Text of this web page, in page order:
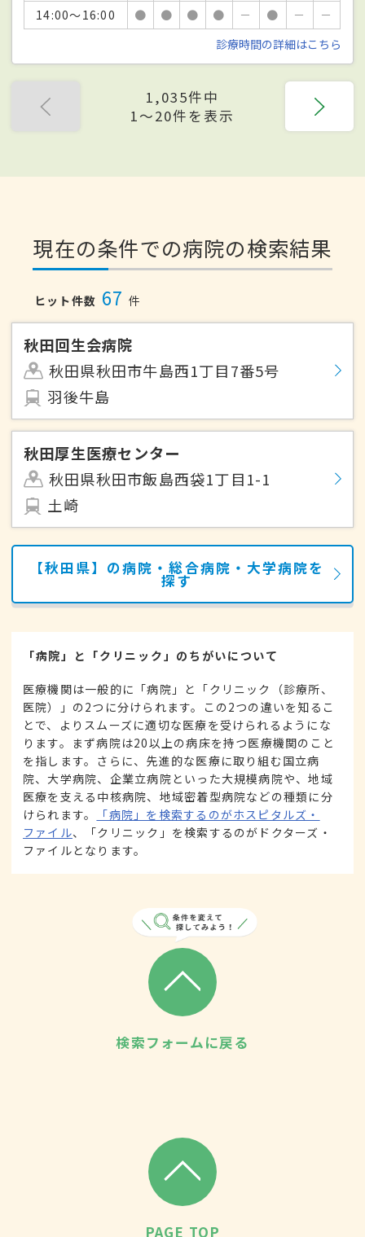
14:00～16:00 ● ● ● ● － ● －
－
診療時間の詳細はこちら
1,035件中
1〜20件を表示
現在の条件での病院の検索結果
ヒット件数 67 件
秋田回生会病院
秋田県秋田市牛島西1丁目7番5号
羽後牛島
秋田厚生医療センター
秋田県秋田市飯島西袋1丁目1-1
土崎
【秋田県】の病院・総合病院・大学病院を
探す
「病院」と「クリニック」のちがいについて
医療機関は一般的に「病院」と「クリニック（診療所、
医院）」の2つに分けられます。この2つの違いを知るこ
とで、よりスムーズに適切な医療を受けられるようにな
ります。まず病院は20以上の病床を持つ医療機関のこと
を指します。さらに、先進的な医療に取り組む国立病
院、大学病院、企業立病院といった大規模病院や、地域
医療を支える中核病院、地域密着型病院などの種類に分
けられます。
「病院」を検索するのがホスピタルズ・
ファイル、「クリニック」を検索するのがドクターズ・
ファイルとなります。
検索フォームに戻る
PAGE TOP